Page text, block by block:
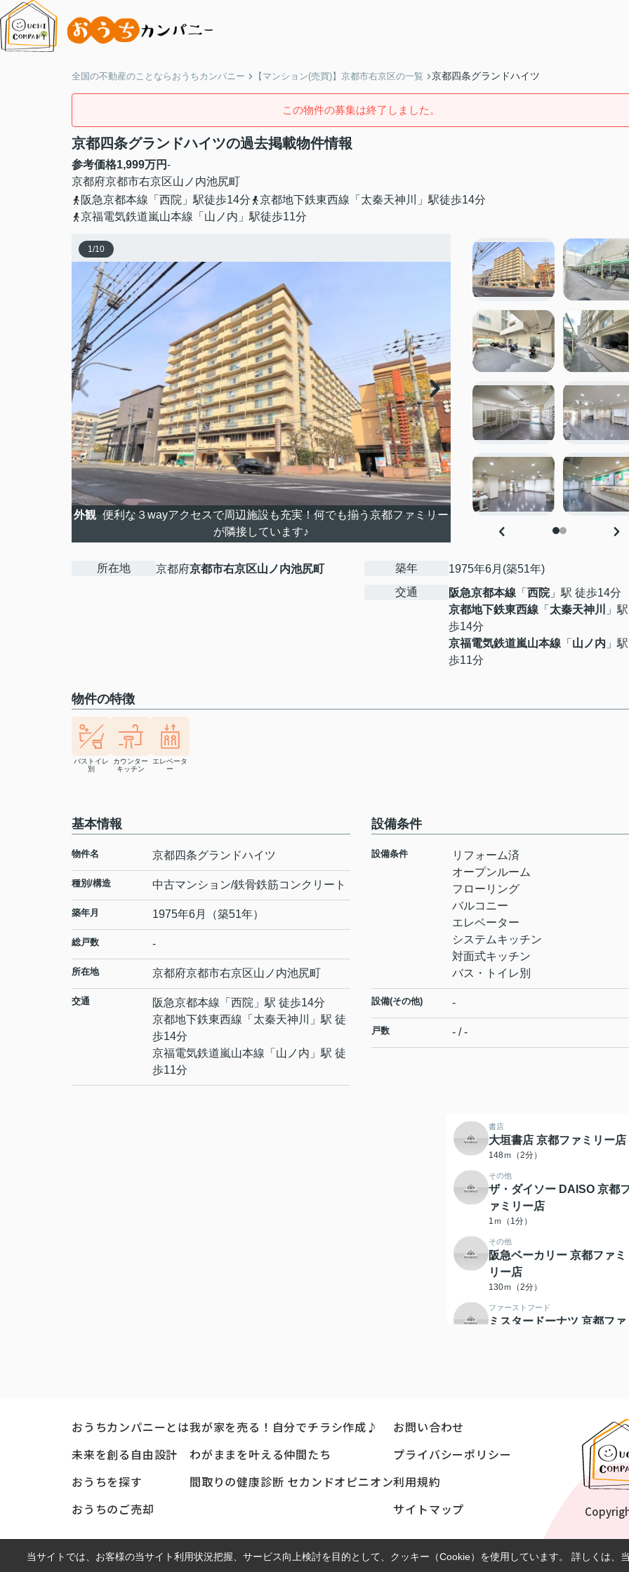
全国の不動産のことならおうちカンパニー 【マンション(売買)】京都市右京区の一覧 京都四条グランドハイツ
この物件の募集は終了しました。
京都四条グランドハイツの過去掲載物件情報
参考価格1,999万円-
京都府京都市右京区山ノ内池尻町
阪急京都本線「西院」駅徒歩14分
京都地下鉄東西線「太秦天神川」駅徒歩14分
京福電気鉄道嵐山本線「山ノ内」駅徒歩11分
1/10
外観 便利な３wayアクセスで周辺施設も充実！何でも揃う京都ファミリー
が隣接しています♪
所在地 京都府京都市右京区山ノ内池尻町 築年
1975年6月(築51年)
交通
阪急京都本線 「 西院」駅 徒歩14分
京都地下鉄東西線 「 太秦天神川
」
歩14分
京福電気鉄道嵐山本線 「 山ノ内 」
歩11分
物件の特徴
バストイレ
別
カウンター
キッチン
エレベータ
ー
基本情報
物件名 京都四条グランドハイツ
種別/構造 中古マンション/鉄骨鉄筋コンクリート
築年月 1975年6月（築51年）
総戸数 -
所在地 京都府京都市右京区山ノ内池尻町
交通 阪急京都本線 「 西院 」駅 徒歩14分
京都地下鉄東西線 「 太秦天神川
」駅 徒
歩14分
京福電気鉄道嵐山本線 「 山ノ内 」駅 徒
歩11分
設備条件
設備条件
リフォーム済
オープンルーム
フローリング
バルコニー
エレベーター
システムキッチン
対面式キッチン
バス・トイレ別
設備(その他) -
戸数 - / -
書店
大垣書店 京都ファミリー店
148ｍ（2分）
その他
ザ・ダイソー DAISO 京都
ァミリー店
1ｍ（1分）
その他
阪急ベーカリー 京都ファミ
リー店
130ｍ（2分）
ファーストフード
ミスタードーナツ 京都ファ
スターバックスコーヒー 京
都四条葛野大路店
ドラッグストア
ココカラファイン 京都ファ
おうちカンパニーとは
未来を創る自由設計
おうちを探す
おうちのご売却
我が家を売る！自分でチラシ作成♪
わがままを叶える仲間たち
間取りの健康診断 セカンドオピニオン
お問い合わせ
プライバシーポリシー
利用規約
サイトマップ
当サイトでは、お客様の当サイト利用状況把握、サービス向上検討を目的として、クッキー（Cookie）を使用しています。 詳しくは、